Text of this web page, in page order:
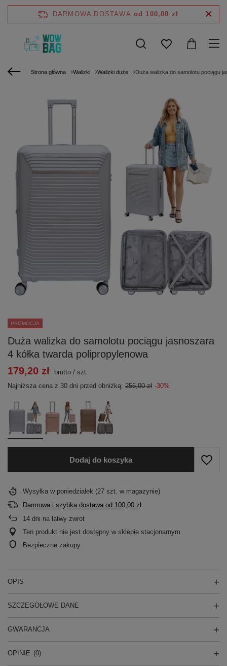
DARMOWA DOSTAWA od 100,00 zł
Strona główna Walizki Walizki duże Duża walizka do samolotu pociągu
PROMOCJA
Duża walizka do samolotu pociągu jasnoszara
4 kółka twarda polipropylenowa
179,20 zł
brutto / szt.
Najniższa cena z 30 dni przed obniżką: 256,00 zł -30%
Dodaj do koszyka
Wysyłka w poniedziałek (27 szt. w magazynie)
Darmowa i szybka dostawa od 100,00 zł
14 dni na łatwy zwrot
Ten produkt nie jest dostępny w sklepie stacjonarnym
Bezpieczne zakupy
OPIS
SZCZEGÓŁOWE DANE
GWARANCJA
OPINIE (0)